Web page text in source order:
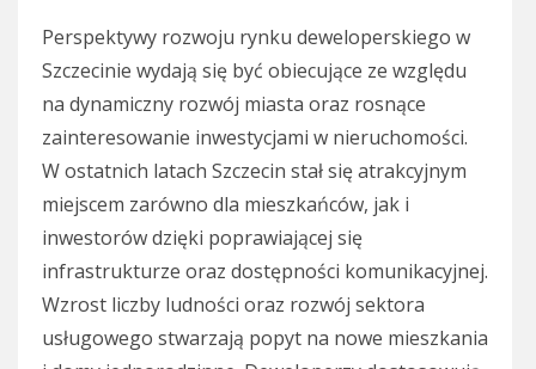
Perspektywy rozwoju rynku deweloperskiego w
Szczecinie wydają się być obiecujące ze względu
na dynamiczny rozwój miasta oraz rosnące
zainteresowanie inwestycjami w nieruchomości.
W ostatnich latach Szczecin stał się atrakcyjnym
miejscem zarówno dla mieszkańców, jak i
inwestorów dzięki poprawiającej się
infrastrukturze oraz dostępności komunikacyjnej.
Wzrost liczby ludności oraz rozwój sektora
usługowego stwarzają popyt na nowe mieszkania